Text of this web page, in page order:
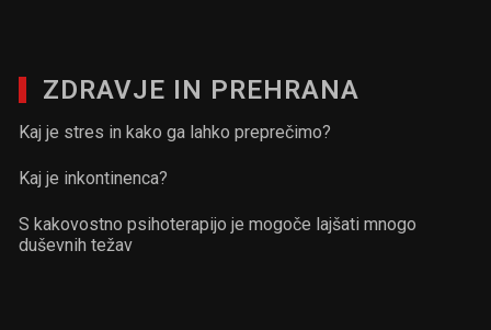
ZDRAVJE IN PREHRANA
Kaj je stres in kako ga lahko preprečimo?
Kaj je inkontinenca?
S kakovostno psihoterapijo je mogoče lajšati mnogo
duševnih težav